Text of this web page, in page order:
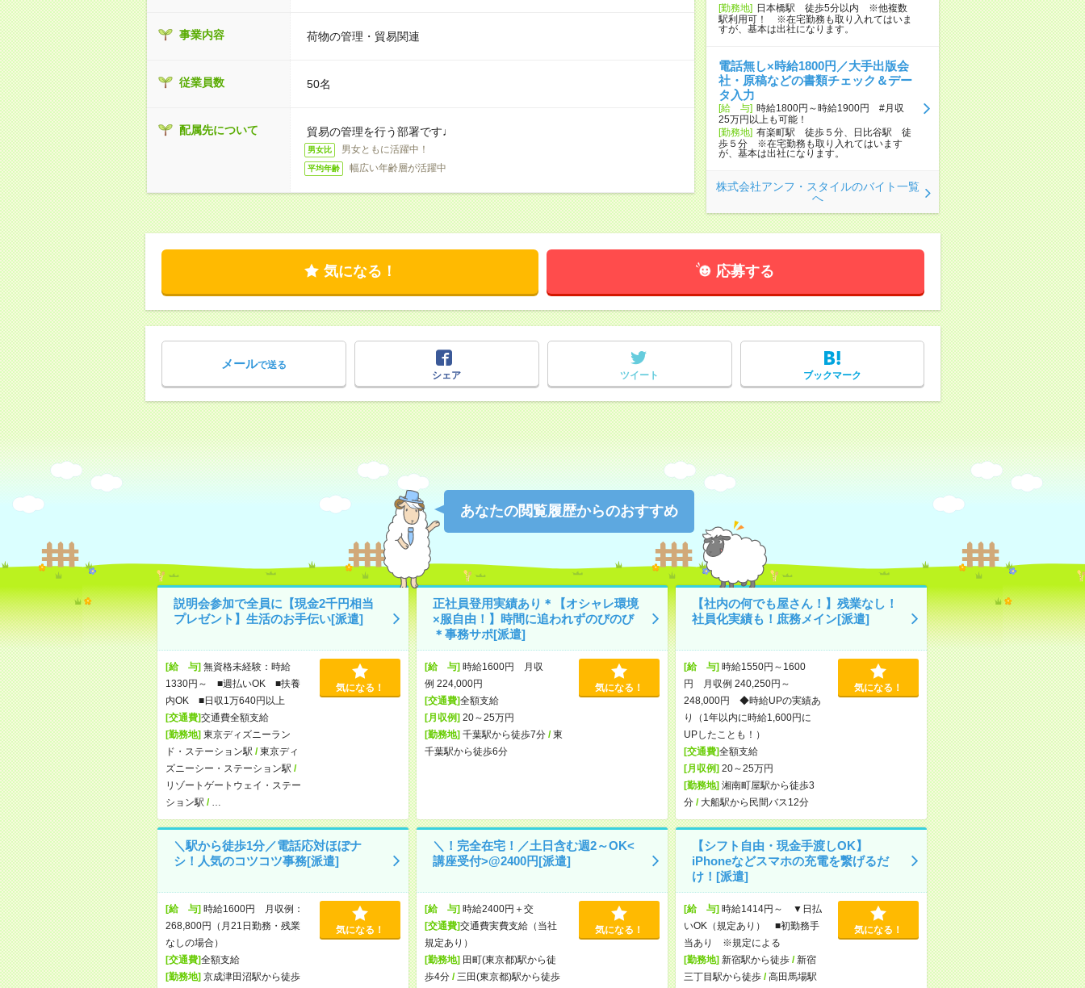
事業内容 荷物の管理・貿易関連
従業員数 50名
配属先について 貿易の管理を行う部署です♩
男女比 男女ともに活躍中！
平均年齢 幅広い年齢層が活躍中
[勤務地] 日本橋駅 徒歩5分以内 ※他複数
駅利用可！ ※在宅勤務も取り入れてはいま
すが、基本は出社になります。
電話無し×時給1800円／大手出版会
社・原稿などの書類チェック＆デー
タ入力
[給 与] 時給1800円～時給1900円 #月収
25万円以上も可能！
[勤務地] 有楽町駅 徒歩５分、日比谷駅 徒
歩５分 ※在宅勤務も取り入れてはいます
が、基本は出社になります。
株式会社アンフ・スタイルのバイト一覧
へ
気になる！ 応募する
メールで送る
シェア
ツイート ブックマーク
あなたの閲覧履歴からのおすすめ
説明会参加で全員に【現金2千円相当
プレゼント】生活のお手伝い[派遣]
[給 与]無資格未経験：時給
1330円～ ■週払いOK ■扶養
内OK ■日収1万640円以上
[交通費]交通費全額支給
[勤務地]東京ディズニーラン
ド・ステーション駅 /東京ディ
ズニーシー・ステーション駅 /
リゾートゲートウェイ・ステー
ション駅 /
気になる！
正社員登用実績あり＊【オシャレ環境
×服自由！】時間に追われずのびのび
＊事務サポ[派遣]
[給 与]時給1600円 月収
例 224,000円
[交通費]全額支給
[月収例]20～25万円
[勤務地]千葉駅から徒歩7分/東
千葉駅から徒歩6分
気になる！
【社内の何でも屋さん！】残業なし！
社員化実績も！庶務メイン[派遣]
[給 与]時給1550円～1600
円 月収例 240,250円～
248,000円 ◆時給UPの実績あ
り（1年以内に時給1,600円に
UPしたことも！）
[交通費]全額支給
[月収例]20～25万円
[勤務地]湘南町屋駅から徒歩3
分/ 大船駅から民間バス12分
気になる！
＼駅から徒歩1分／電話応対ほぼナ
シ！人気のコツコツ事務[派遣]
[給 与]時給1600円 月収例：
268,800円（月21日勤務・残業
なしの場合）
[交通費]全額支給
[勤務地]京成津田沼駅から徒歩
気になる！
＼！完全在宅！／土日含む週2～OK<
講座受付>@2400円[派遣]
[給 与]時給2400円＋交
[交通費]交通費実費支給（当社
規定あり）
[勤務地]田町(東京都)駅から徒
歩4分/ 三田(東京都)駅から徒歩
気になる！
【シフト自由・現金手渡しOK】
iPhoneなどスマホの充電を繋げるだ
け！[派遣]
[給 与]時給1414円～ ▼日払
いOK（規定あり） ■初勤務手
当あり ※規定による
[勤務地]新宿駅から徒歩/新宿
三丁目駅から徒歩/高田馬場駅
気になる！